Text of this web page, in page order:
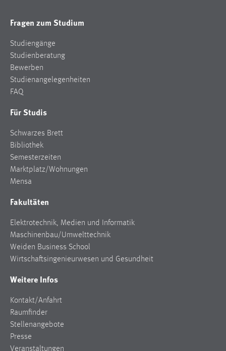
Fragen zum Studium
Studiengänge
Studienberatung
Bewerben
Studienangelegenheiten
FAQ
Für Studis
Schwarzes Brett
Bibliothek
Semesterzeiten
Marktplatz/Wohnungen
Mensa
Fakultäten
Elektrotechnik, Medien und Informatik
Maschinenbau/Umwelttechnik
Weiden Business School
Wirtschaftsingenieurwesen und Gesundheit
Weitere Infos
Kontakt/Anfahrt
Raumfinder
Stellenangebote
Presse
Veranstaltungen